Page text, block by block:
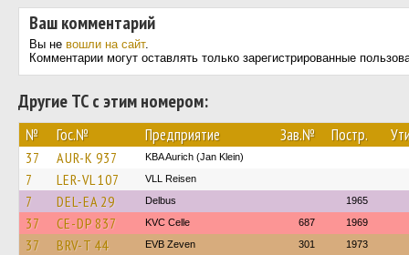
Ваш комментарий
Вы не вошли на сайт.
Комментарии могут оставлять только зарегистрированные
Другие ТС с этим номером:
№ Гос.№ Предприятие Зав.№ Постр.
37 AUR-K 937 KBA Aurich (Jan Klein)
7 LER-VL 107 VLL Reisen
7 DEL-EA 29 Delbus 1965
37 CE-DP 837 KVC Celle 687 1969
37 BRV-T 44 EVB Zeven 301 1973